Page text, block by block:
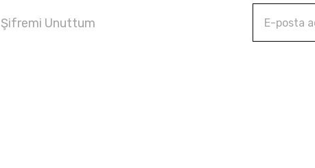
Şifremi Unuttum